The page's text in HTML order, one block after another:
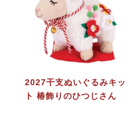
2027干支ぬいぐるみキッ
ト 椿飾りのひつじさん